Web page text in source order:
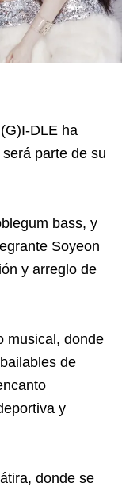
DLE ha
será parte de su
bass, y
Soyeon
y arreglo de
musical, donde
de
y
donde se